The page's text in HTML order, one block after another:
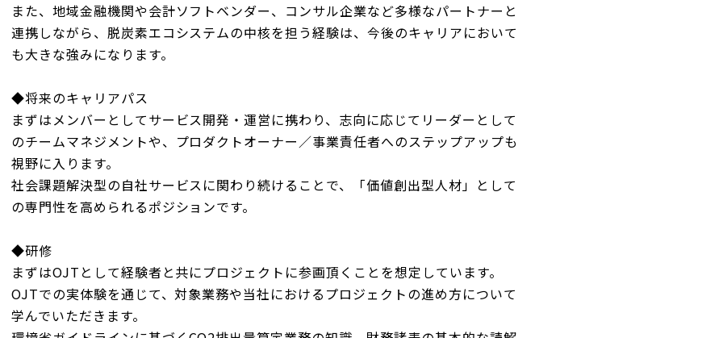
また、地域金融機関や会計ソフトベンダー、コンサル企業など多様なパートナーと
連携しながら、脱炭素エコシステムの中核を担う経験は、今後のキャリアにおいて
も大きな強みになります。
◆将来のキャリアパス
まずはメンバーとしてサービス開発・運営に携わり、志向に応じてリーダーとして
のチームマネジメントや、プロダクトオーナー／事業責任者へのステップアップも
視野に入ります。
社会課題解決型の自社サービスに関わり続けることで、「価値創出型人材」として
の専門性を高められるポジションです。
◆研修
まずはOJTとして経験者と共にプロジェクトに参画頂くことを想定しています。
OJTでの実体験を通じて、対象業務や当社におけるプロジェクトの進め方について
学んでいただきます。